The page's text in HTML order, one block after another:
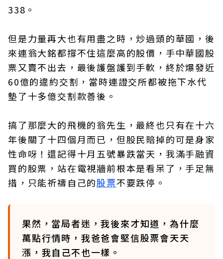
338。
但是力量再大也有用盡之時，炒過頭的華國，後
來連翁大銘都撐不住這麼高的股價，手中華國股
票又賣不出去，最後護盤護到手軟，終於爆發近
60億的違約交割，當時連證交所都被拖下水代
墊了十多億交割款善後。
搞了那麼大的飛機的翁先生，最終也只有在十六
年後關了十四個月而已，但股民賠掉的可是身家
性命呀！還記得十月五號暴跌當天，我滿手融資
買的股票，站在電視牆前根本是看呆了，手足無
措，只能祈禱自己的股票不要跌停。
果然，當局者迷，我後來才知道，為什麼
萬點行情時，我爸爸會堅信股票會天天
漲，我自己不也一樣。